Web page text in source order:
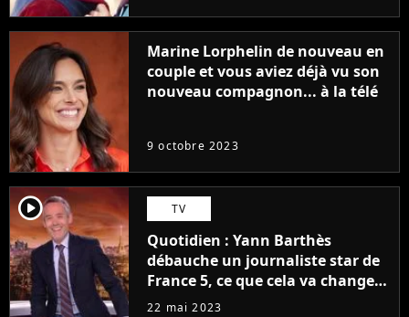
Marine Lorphelin de nouveau en
couple et vous aviez déjà vu son
nouveau compagnon... à la télé
9 octobre 2023
player2 TV
Quotidien : Yann Barthès
débauche un journaliste star de
France 5, ce que cela va changer
à la rentrée
22 mai 2023